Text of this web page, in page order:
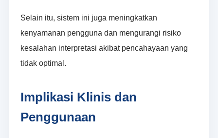
Selain itu, sistem ini juga meningkatkan
kenyamanan pengguna dan mengurangi risiko
kesalahan interpretasi akibat pencahayaan yang
tidak optimal.
Implikasi Klinis dan
Penggunaan